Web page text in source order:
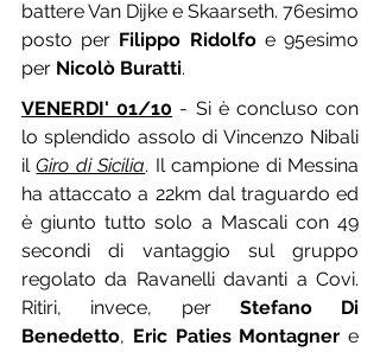
battere Van Dijke e Skaarseth. 76esimo
posto per Filippo Ridolfo e 95esimo
per Nicolò Buratti.
VENERDI' 01/10 - Si è concluso con
lo splendido assolo di Vincenzo Nibali
il Giro di Sicilia. Il campione di Messina
ha attaccato a 22km dal traguardo ed
è giunto tutto solo a Mascali con 49
secondi di vantaggio sul gruppo
regolato da Ravanelli davanti a Covi.
Ritiri, invece, per Stefano Di
Benedetto, Eric Paties Montagner